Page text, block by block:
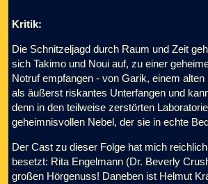
Kritik:
Die Schnitzeljagd durch Raum und Zeit
sich Takimo und Noui auf, zu einer
Notruf empfangen - von Garik, einem
als äußerst riskantes Unterfangen und
denn in den teilweise zerstörten
geheimnisvollen Nebel, der sie in echte
Der Cast zu dieser Folge hat mich
besetzt: Rita Engelmann (Dr. Beverly
großen Hörgenuss! Daneben ist Helmut